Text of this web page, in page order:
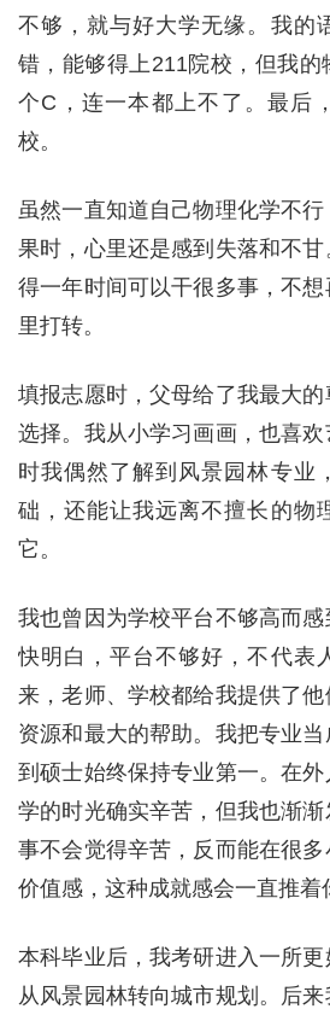
不够，就与好大学无缘。我的
错，能够得上211院校，但我的
个C，连一本都上不了。最后
校。
虽然一直知道自己物理化学不
果时，心里还是感到失落和不
得一年时间可以干很多事，不
里打转。
填报志愿时，父母给了我最大
选择。我从小学习画画，也喜
时我偶然了解到风景园林专业
础，还能让我远离不擅长的物
它。
我也曾因为学校平台不够高而
快明白，平台不够好，不代表
来，老师、学校都给我提供了
资源和最大的帮助。我把专业
到硕士始终保持专业第一。在
学的时光确实辛苦，但我也渐
事不会觉得辛苦，反而能在很
价值感，这种成就感会一直推着
本科毕业后，我考研进入一所
从风景园林转向城市规划。后